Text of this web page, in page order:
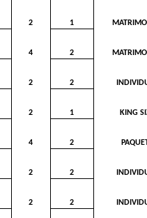
2 1
4 2
2 2
2 1 KING
4 2
2 2
2 2